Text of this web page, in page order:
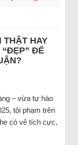
THẬT HAY
“ĐẸP” ĐỂ
– vừa tự hào
tội phạm trên
có vẻ tích cực,